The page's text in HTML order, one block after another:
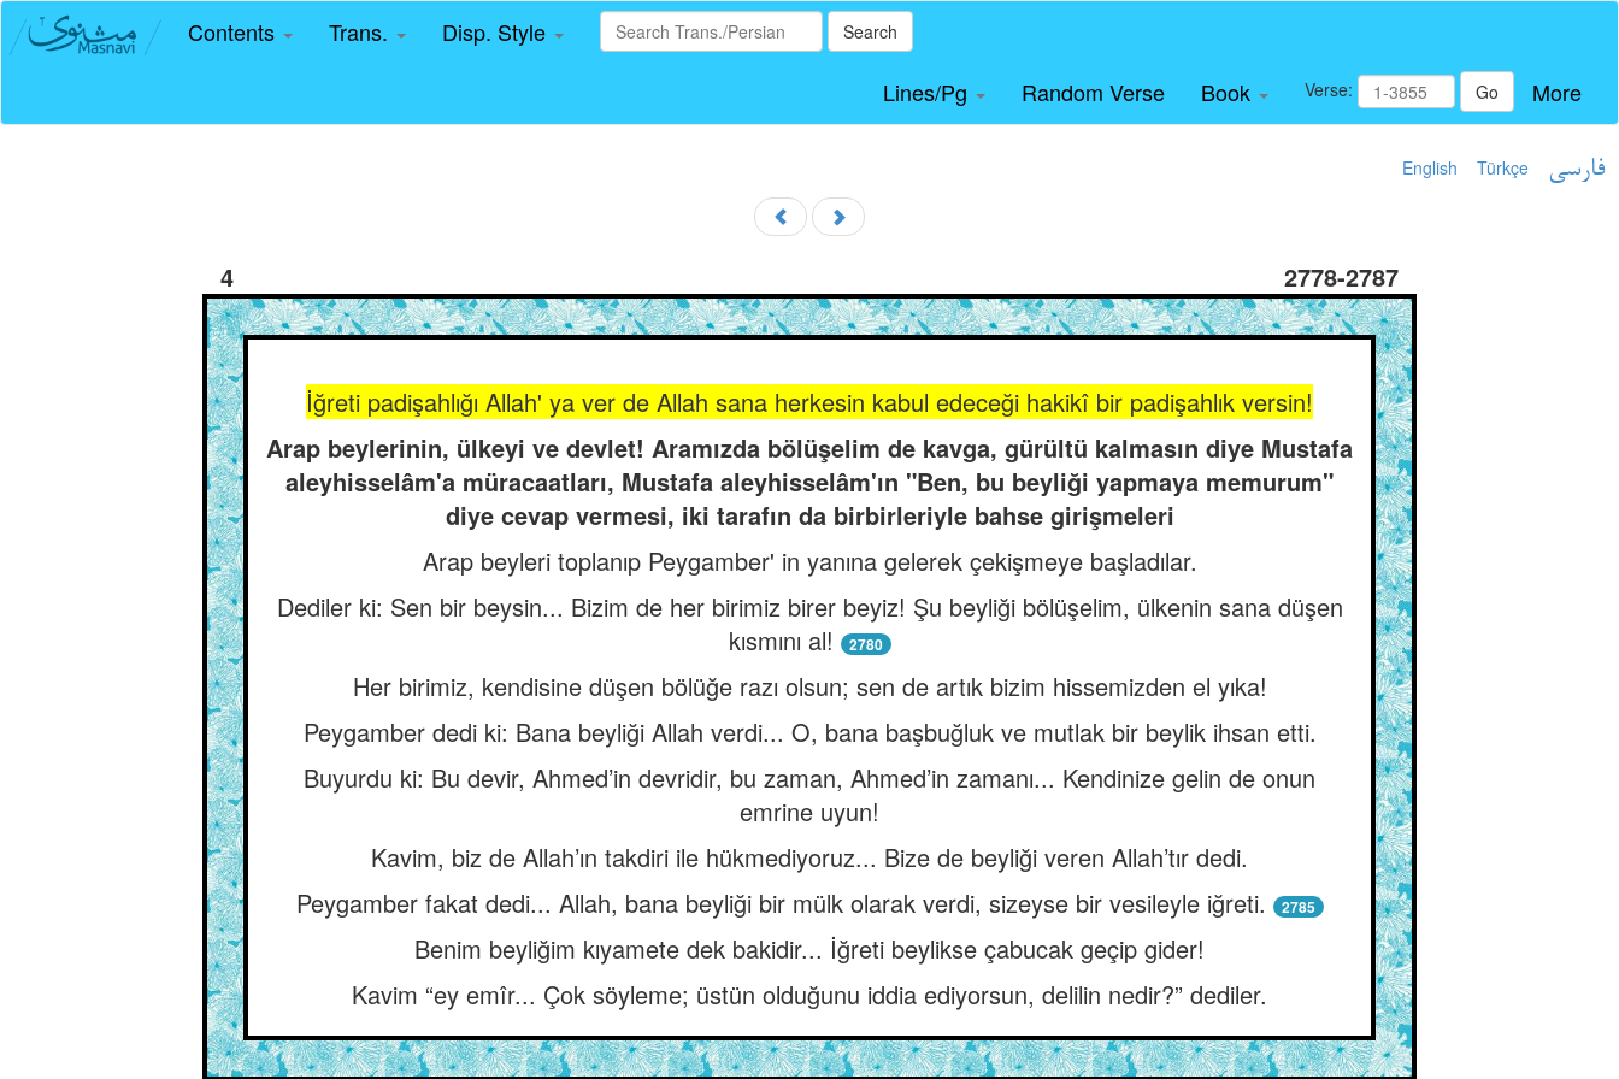
Contents Trans. Disp. Style Search
Lines/Pg Random Verse Book Verse: Go More
English Türkçe فارسی
4 2778-2787
İğreti padişahlığı Allah' ya ver de Allah sana herkesin kabul edeceği hakikî bir padişahlık versin!
Arap beylerinin, ülkeyi ve devlet! Aramızda bölüşelim de kavga, gürültü kalmasın diye Mustafa
aleyhisselâm'a müracaatları, Mustafa aleyhisselâm'ın "Ben, bu beyliği yapmaya memurum"
diye cevap vermesi, iki tarafın da birbirleriyle bahse girişmeleri
Arap beyleri toplanıp Peygamber' in yanına gelerek çekişmeye başladılar.
Dediler ki: Sen bir beysin... Bizim de her birimiz birer beyiz! Şu beyliği bölüşelim, ülkenin sana düşen
kısmını al!
2780
Her birimiz, kendisine düşen bölüğe razı olsun; sen de artık bizim hissemizden el yıka!
Peygamber dedi ki: Bana beyliği Allah verdi... O, bana başbuğluk ve mutlak bir beylik ihsan etti.
Buyurdu ki: Bu devir, Ahmed’in devridir, bu zaman, Ahmed’in zamanı... Kendinize gelin de onun
emrine uyun!
Kavim, biz de Allah’ın takdiri ile hükmediyoruz... Bize de beyliği veren Allah’tır dedi.
Peygamber fakat dedi... Allah, bana beyliği bir mülk olarak verdi, sizeyse bir vesileyle iğreti.
2785
Benim beyliğim kıyamete dek bakidir... İğreti beylikse çabucak geçip gider!
Kavim “ey emîr... Çok söyleme; üstün olduğunu iddia ediyorsun, delilin nedir?” dediler.